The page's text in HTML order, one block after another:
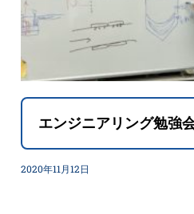
エンジニアリング勉強
2020年11月12日